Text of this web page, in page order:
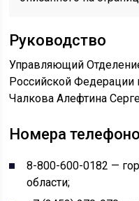
Руководство
Управляющий
Российской Федерации
Чалкова Алефтина
Номера
8-800-600-0182 —
области;